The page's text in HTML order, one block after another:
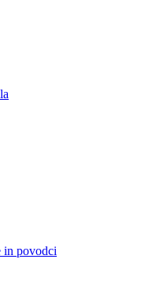
in povodci